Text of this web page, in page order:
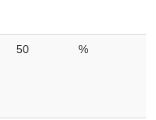
50 %